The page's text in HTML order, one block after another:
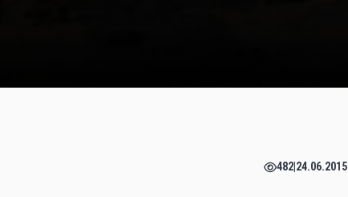
482 24.06.2015